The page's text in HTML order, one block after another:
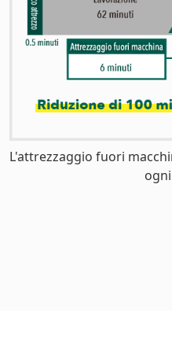
L'attrezzaggio fuori